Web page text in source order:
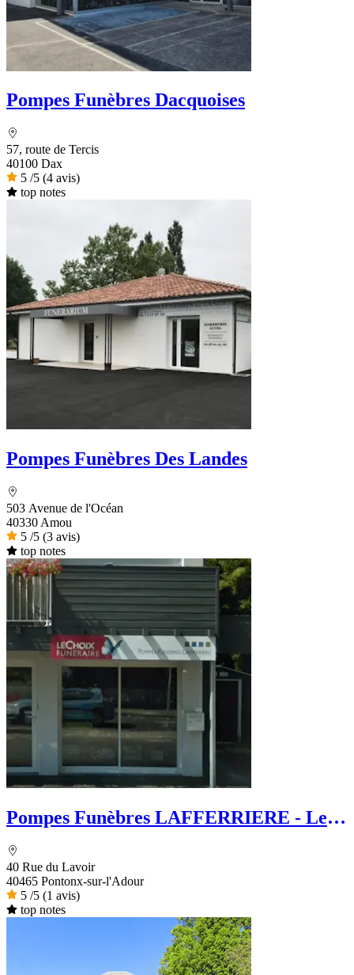
Pompes Funèbres Dacquoises
57, route de Tercis
40100 Dax
5 /5 (4 avis)
top notes
Pompes Funèbres Des Landes
503 Avenue de l'Océan
40330 Amou
5 /5 (3 avis)
top notes
Pompes Funèbres LAFFERRIERE - Le
40 Rue du Lavoir
40465 Pontonx-sur-l'Adour
5 /5 (1 avis)
top notes